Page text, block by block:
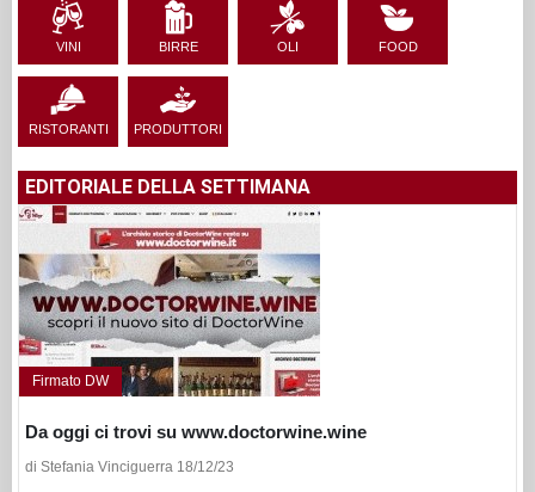
VINI BIRRE OLI FOOD
RISTORANTI PRODUTTORI
EDITORIALE DELLA SETTIMANA
Firmato DW
Da oggi ci trovi su www.doctorwine.wine
di Stefania Vinciguerra 18/12/23